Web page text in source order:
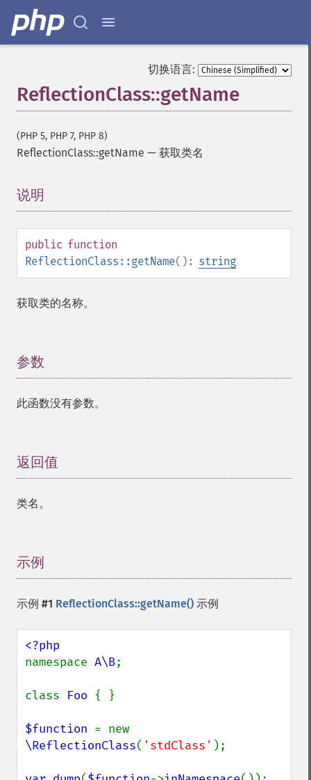
切换语言:
ReflectionClass::getName
(PHP 5, PHP 7, PHP 8)
ReflectionClass::getName — 获取类名
说明
public function
ReflectionClass::getName(): string
获取类的名称。
参数
此函数没有参数。
返回值
类名。
示例
示例 #1 ReflectionClass::getName() 示例
namespace A\B;
class Foo { }
$function
\ReflectionClass( 'stdClass' );